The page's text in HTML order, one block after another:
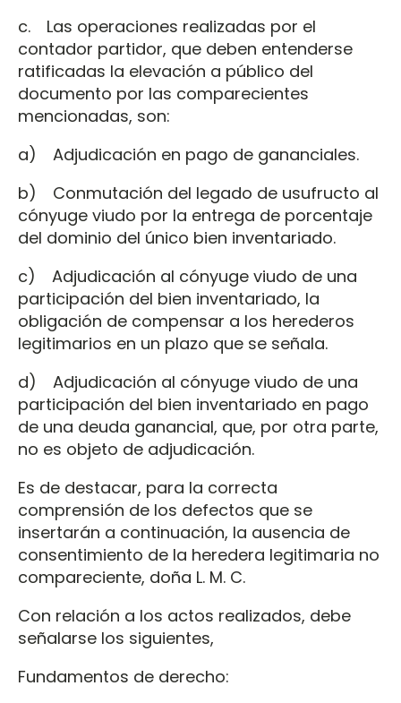
c. Las operaciones realizadas por el
contador partidor, que deben entenderse
ratificadas la elevación a público del
documento por las comparecientes
mencionadas, son:
a) Adjudicación en pago de gananciales.
b) Conmutación del legado de usufructo al
cónyuge viudo por la entrega de porcentaje
del dominio del único bien inventariado.
c) Adjudicación al cónyuge viudo de una
participación del bien inventariado, la
obligación de compensar a los herederos
legitimarios en un plazo que se señala.
d) Adjudicación al cónyuge viudo de una
participación del bien inventariado en pago
de una deuda ganancial, que, por otra parte,
no es objeto de adjudicación.
Es de destacar, para la correcta
comprensión de los defectos que se
insertarán a continuación, la ausencia de
consentimiento de la heredera legitimaria no
compareciente, doña L. M. C.
Con relación a los actos realizados, debe
señalarse los siguientes,
Fundamentos de derecho: